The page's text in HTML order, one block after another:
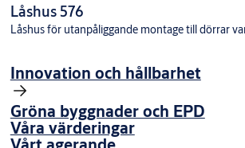
Låshus 576
Låshus för utanpåliggande montage till dörrar
Innovation och hållbarhet
Gröna byggnader och EPD
Våra värderingar
Vårt agerande